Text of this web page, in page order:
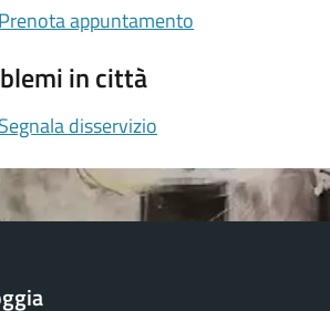
Prenota appuntamento
in città
Segnala disservizio